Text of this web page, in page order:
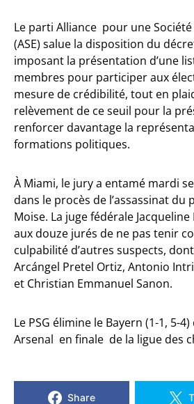
Le parti Alliance pour une
(ASE) salue la disposition du
imposant la présentation d’une
membres pour participer aux
mesure de crédibilité, tout en
relèvement de ce seuil pour la
renforcer davantage la
formations politiques.
À Miami, le jury a entamé mardi
dans le procès de l’assassinat du
Moise. La juge fédérale
aux douze jurés de ne pas tenir
culpabilité d’autres suspects,
Arcángel Pretel Ortiz, Antonio
et Christian Emmanuel Sanon.
Le PSG élimine le Bayern (1-1, 5-
Arsenal en finale de la ligue des
Share